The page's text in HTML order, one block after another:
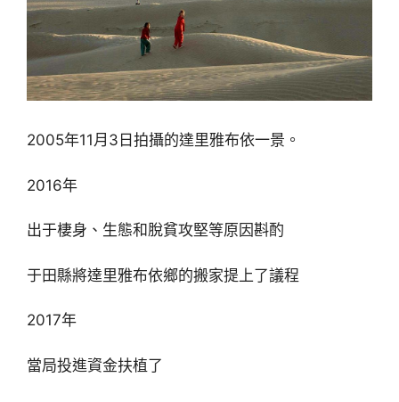
2005年11月3日拍攝的達里雅布依一景。
2016年
出于棲身、生態和脫貧攻堅等原因斟酌
于田縣將達里雅布依鄉的搬家提上了議程
2017年
當局投進資金扶植了